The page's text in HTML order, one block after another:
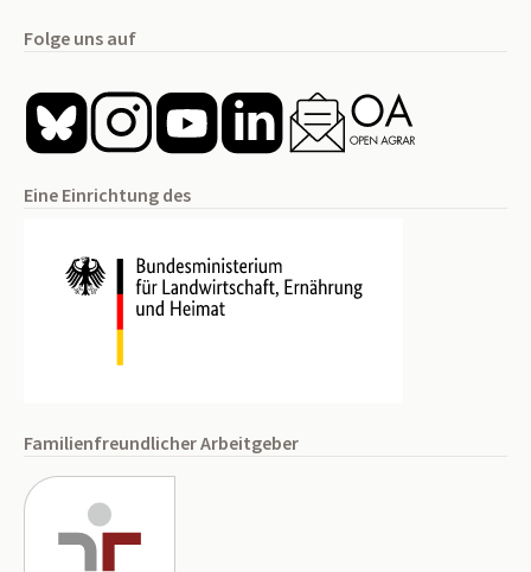
Folge uns auf
Eine Einrichtung des
Familienfreundlicher Arbeitgeber